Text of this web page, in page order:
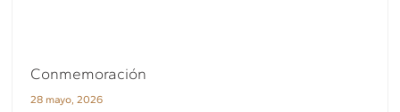
Conmemoración
28 mayo, 2026